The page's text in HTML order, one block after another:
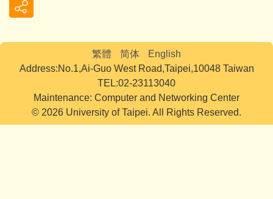
繁體 简体
English
Address:No.1,Ai-Guo West Road,Taipei,10048 Taiwan
TEL:02-23113040
Maintenance: Computer and Networking Center
© 2026 University of Taipei. All Rights Reserved.